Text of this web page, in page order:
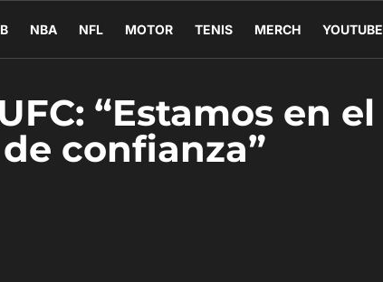
NBA NFL MOTOR TENIS MERCH YOUTUBE
“Estamos en el
confianza”